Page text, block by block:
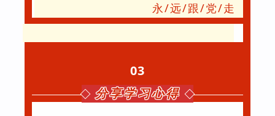
永/远/跟/党/走
03
分享学习心得